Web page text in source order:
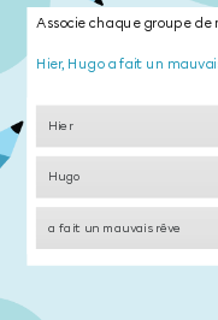
Associe chaque groupe de
Hier, Hugo a fait un
Hier
Hugo
a fait un mauvais rêve